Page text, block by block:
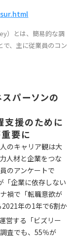
）とは、簡易的な調
、主に従業員のコン
パーソンの
支援のために
重要に
のキャリア観は大
人材と企業をつな
のアンケートで
「企業に依存しない
禍で「転職意欲が
年の1年で6割か
営する「ビズリー
査でも、55％が